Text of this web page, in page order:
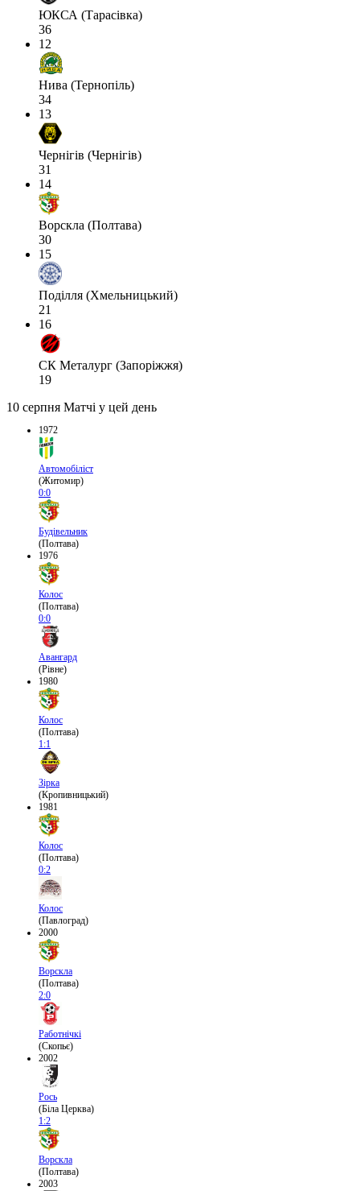
ЮКСА (Тарасівка)
36
12
Нива (Тернопіль)
34
13
Чернігів (Чернігів)
31
14
Ворскла (Полтава)
30
15
Поділля (Хмельницький)
21
16
СК Металург (Запоріжжя)
19
10 серпня Матчі у цей день
1972
Автомобіліст
(Житомир)
0:0
Будівельник
(Полтава)
1976
Колос
(Полтава)
0:0
Авангард
(Рівне)
1980
Колос
(Полтава)
1:1
Зірка
(Кропивницький)
1981
Колос
(Полтава)
0:2
Колос
(Павлоград)
2000
Ворскла
(Полтава)
2:0
Работнічкі
(Скопьє)
2002
Рось
(Біла Церква)
1:2
Ворскла
(Полтава)
2003